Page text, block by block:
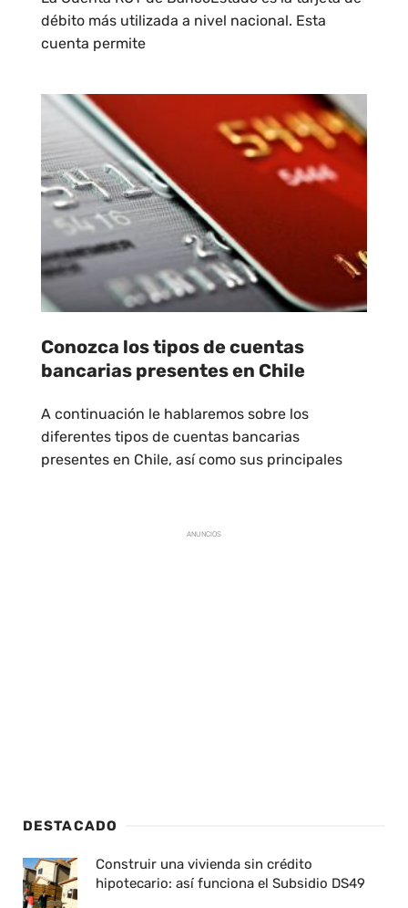
débito más utilizada a nivel nacional. Esta
cuenta permite
Conozca los tipos de cuentas
bancarias presentes en Chile
A continuación le hablaremos sobre los
diferentes tipos de cuentas bancarias
presentes en Chile, así como sus principales
ANUNCIOS
DESTACADO
Construir una vivienda sin crédito
hipotecario: así funciona el Subsidio DS49